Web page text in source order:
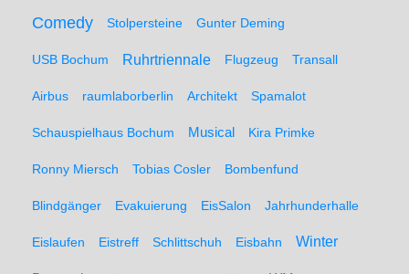
Comedy Stolpersteine Gunter Deming
USB Bochum Ruhrtriennale Flugzeug Transall
Airbus raumlaborberlin Architekt Spamalot
Schauspielhaus Bochum Musical Kira Primke
Ronny Miersch Tobias Cosler Bombenfund
Blindgänger Evakuierung EisSalon Jahrhunderhalle
Eislaufen Eistreff Schlittschuh Eisbahn Winter